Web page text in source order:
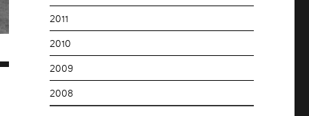
2011
2010
2009
2008